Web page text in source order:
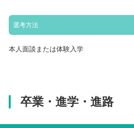
選考方法
本人面談または体験入学
卒業・進学・進路